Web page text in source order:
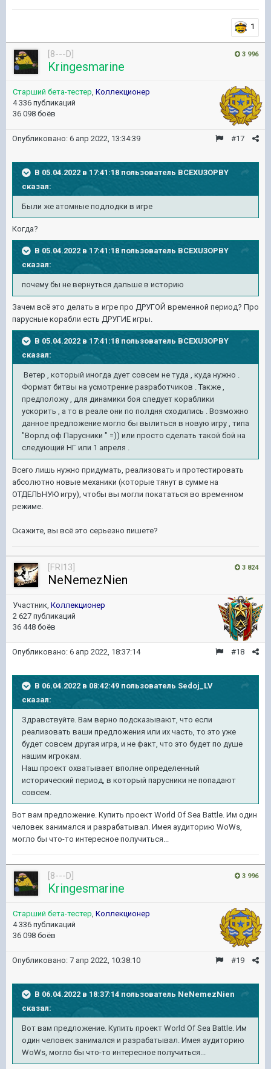
1
3 996
[8---D]
Kringesmarine
Старший бета-тестер Коллекционер
4 336 публикаций
36 098 боёв
#17
Опубликовано: 6 апр 2022, 13:34:39
В 05.04.2022 в 17:41:18 пользователь BCEXU3OPBY
сказал:
Были же атомные подлодки в игре
Когда?
В 05.04.2022 в 17:41:18 пользователь BCEXU3OPBY
сказал:
почему бы не вернуться дальше в историю
Зачем всё это делать в игре про ДРУГОЙ временной период? Про
парусные корабли есть ДРУГИЕ игры.
В 05.04.2022 в 17:41:18 пользователь BCEXU3OPBY
сказал:
Ветер , который иногда дует совсем не туда , куда нужно .
Формат битвы на усмотрение разработчиков . Также ,
предположу , для динамики боя следует кораблики
ускорить , а то в реале они по полдня сходились . Возможно
данное предложение могло бы вылиться в новую игру , типа
"Ворлд оф Парусники " =)) или просто сделать такой бой на
следующий НГ или 1 апреля .
Всего лишь нужно придумать, реализовать и протестировать
абсолютно новые механики (которые тянут в сумме на
ОТДЕЛЬНУЮ игру), чтобы вы могли покататься во временном
режиме.
Скажите, вы всё это серьезно пишете?
3 824
[FRI13]
NeNemezNien
Участник, Коллекционер
2 627 публикаций
36 448 боёв
#18
Опубликовано: 6 апр 2022, 18:37:14
В 06.04.2022 в 08:42:49 пользователь Sedoj_LV
сказал:
Здравствуйте. Вам верно подсказывают, что если
реализовать ваши предложения или их часть, то это уже
будет совсем другая игра, и не факт, что это будет по душе
нашим игрокам.
Наш проект охватывает вполне определенный
исторический период, в который парусники не попадают
совсем.
Вот вам предложение. Купить проект World Of Sea Battle. Им один
человек занимался и разрабатывал. Имея аудиторию WoWs,
могло бы что-то интересное получиться...
3 996
[8---D]
Kringesmarine
Старший бета-тестер Коллекционер
4 336 публикаций
36 098 боёв
#19
Опубликовано: 7 апр 2022, 10:38:10
В 06.04.2022 в 18:37:14 пользователь NeNemezNien
сказал:
Вот вам предложение. Купить проект World Of Sea Battle. Им
один человек занимался и разрабатывал. Имея аудиторию
WoWs, могло бы что-то интересное получиться...